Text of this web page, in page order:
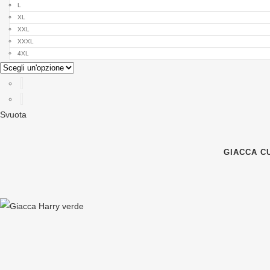
L
XL
XXL
XXXL
4XL
Svuota
GIACCA